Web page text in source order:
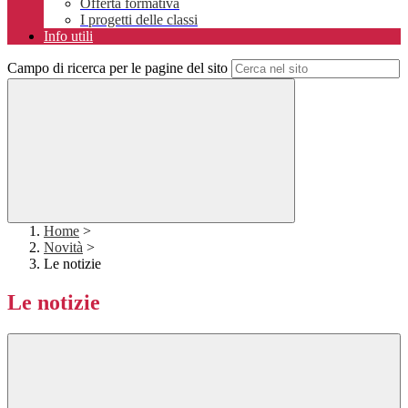
Offerta formativa
I progetti delle classi
Info utili
Campo di ricerca per le pagine del sito
Home >
Novità >
Le notizie
Le notizie